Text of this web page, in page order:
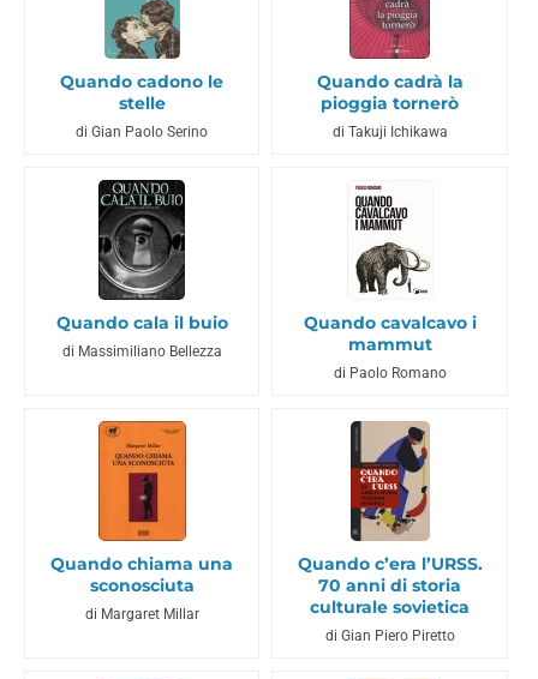
Quando cadono le
stelle
di Gian Paolo Serino
Quando cadrà la
pioggia tornerò
di Takuji Ichikawa
Quando cala il buio
di Massimiliano Bellezza
Quando cavalcavo i
mammut
di Paolo Romano
Quando chiama una
sconosciuta
di Margaret Millar
Quando c’era l’URSS.
70 anni di storia
culturale sovietica
di Gian Piero Piretto